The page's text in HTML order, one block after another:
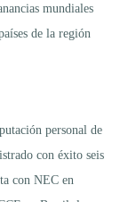
mundiales
de la región
personal de
con éxito seis
con NEC en